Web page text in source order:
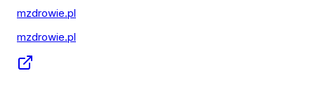
mzdrowie.pl
mzdrowie.pl